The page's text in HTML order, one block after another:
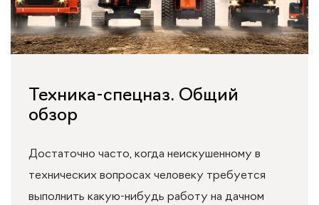
Техника-спецназ. Общий
обзор
Достаточно часто, когда неискушенному в
технических вопросах человеку требуется
выполнить какую-нибудь работу на дачном